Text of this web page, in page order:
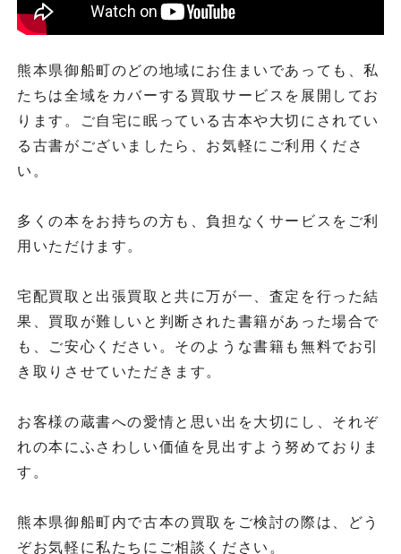
熊本県御船町のどの地域にお住まいであっても、私
たちは全域をカバーする買取サービスを展開してお
ります。ご自宅に眠っている古本や大切にされてい
る古書がございましたら、お気軽にご利用くださ
い。
多くの本をお持ちの方も、負担なくサービスをご利
用いただけます。
宅配買取と出張買取と共に万が一、査定を行った結
果、買取が難しいと判断された書籍があった場合で
も、ご安心ください。そのような書籍も無料でお引
き取りさせていただきます。
お客様の蔵書への愛情と思い出を大切にし、それぞ
れの本にふさわしい価値を見出すよう努めておりま
す。
熊本県御船町内で古本の買取をご検討の際は、どう
ぞお気軽に私たちにご相談ください。